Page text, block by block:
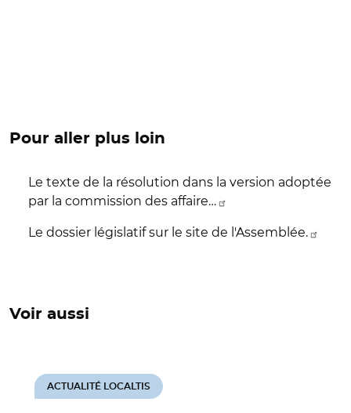
Pour aller plus loin
Le texte de la résolution dans la version adoptée
par la commission des affaire…
Le dossier législatif sur le site de l'Assemblée.
Voir aussi
ACTUALITÉ LOCALTIS